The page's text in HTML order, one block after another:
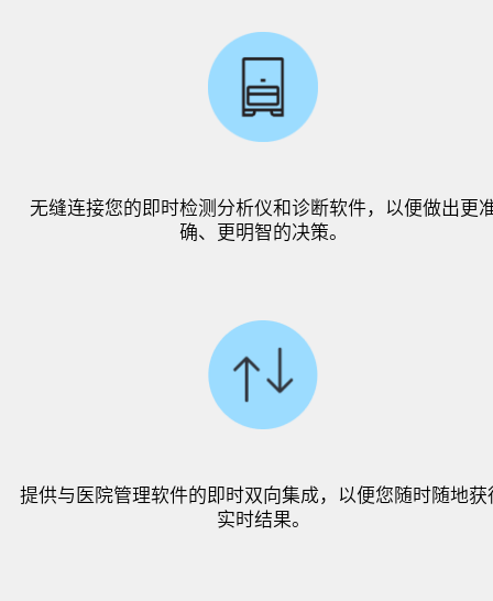
无缝连接您的即时检测分析仪和诊断软件，以便做出更
确、更明智的决策。
提供与医院管理软件的即时双向集成，以便您随时随地获
实时结果。